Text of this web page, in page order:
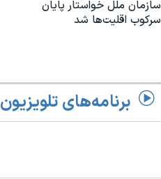
سازمان ملل خواستار پایان
سرکوب اقلیت‌ها شد
برنامه‌های تلویزیون